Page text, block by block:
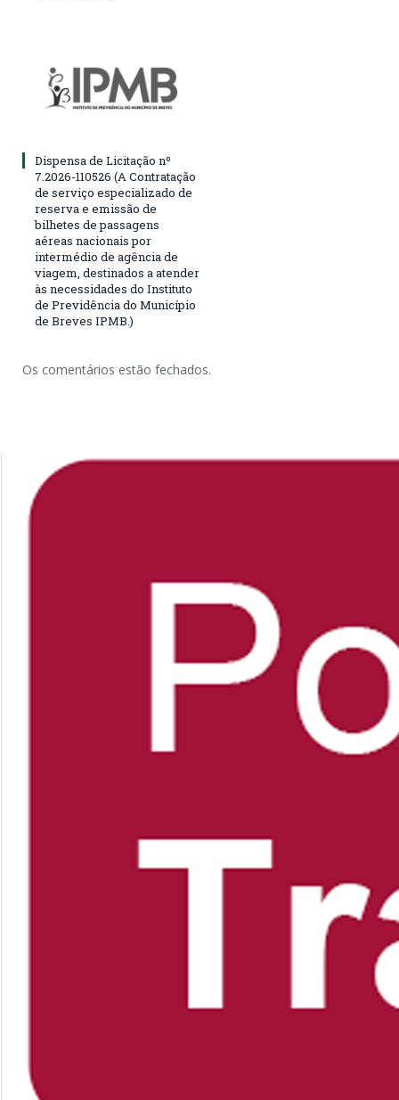
Dispensa de Licitação nº
7.2026-110526 (A Contratação
de serviço especializado de
reserva e emissão de
bilhetes de passagens
aéreas nacionais por
intermédio de agência de
viagem, destinados a atender
às necessidades do Instituto
de Previdência do Município
de Breves IPMB.)
Os comentários estão fechados.